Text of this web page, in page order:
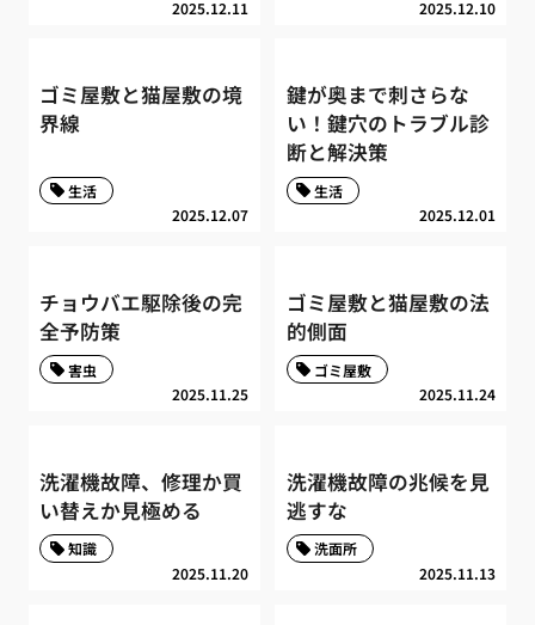
2025.12.11 2025.12.10
ゴミ屋敷と猫屋敷の境
界線
2025.12.07
生活
鍵が奥まで刺さらな
い！鍵穴のトラブル診
断と解決策
2025.12.01
生活
チョウバエ駆除後の完
全予防策
2025.11.25
害虫
ゴミ屋敷と猫屋敷の法
的側面
2025.11.24
ゴミ屋敷
洗濯機故障、修理か買
い替えか見極める
2025.11.20
知識
洗濯機故障の兆候を見
逃すな
2025.11.13
洗面所